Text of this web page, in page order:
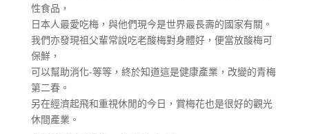
性食品，
日本人最愛吃梅，與他們現今是世界最長壽的國家有關。
我們亦發現祖父輩常說吃老酸梅對身體好，便當放酸梅可
保鮮，
可以幫助消化-等等，終於知道這是健康產業，改變的青梅
第二春。
另在經濟起飛和重視休閒的今日，賞梅花也是很好的觀光
休間產業。